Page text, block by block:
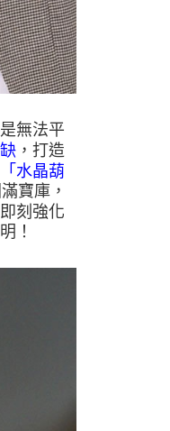
無法平
，打造
水晶葫
寶庫，
刻強化
！